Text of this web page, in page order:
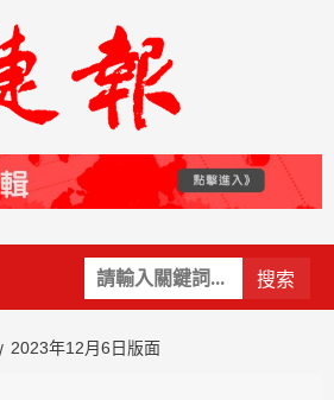
關
鍵
Primary
Menu
2023年12月6日版面